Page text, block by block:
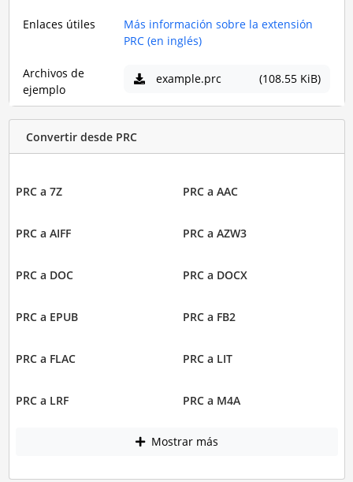
Enlaces útiles
Más información sobre la extensión
PRC (en inglés)
Archivos de
ejemplo
example.prc (108.55 KiB)
Convertir desde PRC
PRC a 7Z PRC a AAC
PRC a AIFF PRC a AZW3
PRC a DOC PRC a DOCX
PRC a EPUB PRC a FB2
PRC a FLAC PRC a LIT
PRC a LRF PRC a M4A
Mostrar más